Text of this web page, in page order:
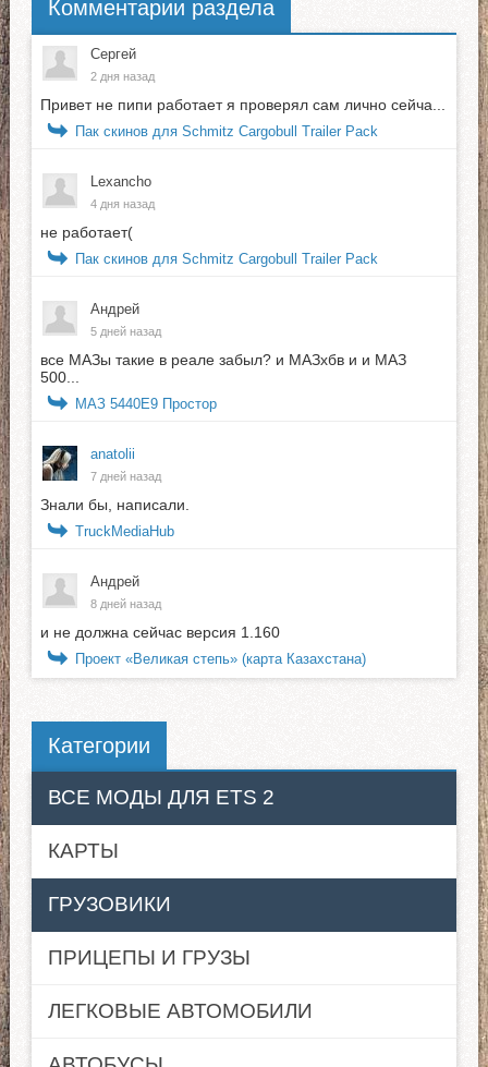
Комментарии раздела
Сергей
2 дня назад
Привет не пипи работает я проверял сам лично сейча...
Пак скинов для Schmitz Cargobull Trailer Pack
Lexancho
4 дня назад
не работает(
Пак скинов для Schmitz Cargobull Trailer Pack
Андрей
5 дней назад
все МАЗы такие в реале забыл? и МАЗхбв и и МАЗ
500...
МАЗ 5440E9 Простор
anatolii
7 дней назад
Знали бы, написали.
TruckMediaHub
Андрей
8 дней назад
и не должна сейчас версия 1.160
Проект «Великая степь» (карта Казахстана)
Категории
ВСЕ МОДЫ ДЛЯ ETS 2
КАРТЫ
ГРУЗОВИКИ
ПРИЦЕПЫ И ГРУЗЫ
ЛЕГКОВЫЕ АВТОМОБИЛИ